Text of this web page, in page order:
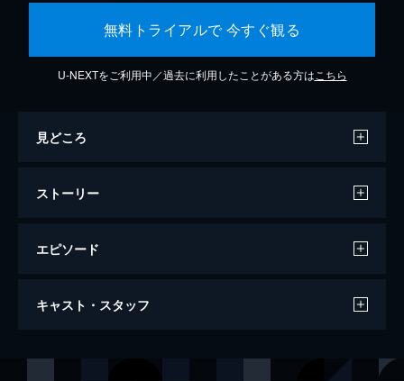
無料トライアルで 今すぐ観る
U-NEXTをご利用中／過去に利用したことがある方は こちら
見どころ
ストーリー
エピソード
ブルース・ブラザース２０００
キャスト・スタッフ